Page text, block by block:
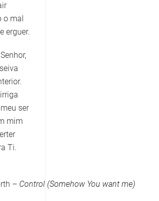
o mal
erguer.
ser
mim
Ti.
– Control (Somehow You want me)